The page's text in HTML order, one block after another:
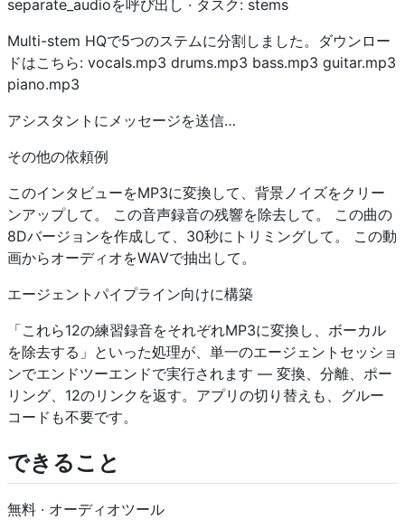
separate_audioを呼び出し · タスク: stems
Multi-stem HQで5つのステムに分割しました。ダウンロー
ドはこちら: vocals.mp3 drums.mp3 bass.mp3 guitar.mp3
piano.mp3
アシスタントにメッセージを送信…
その他の依頼例
このインタビューをMP3に変換して、背景ノイズをクリー
ンアップして。 この音声録音の残響を除去して。 この曲の
8Dバージョンを作成して、30秒にトリミングして。 この動
画からオーディオをWAVで抽出して。
エージェントパイプライン向けに構築
「これら12の練習録音をそれぞれMP3に変換し、ボーカル
を除去する」といった処理が、単一のエージェントセッショ
ンでエンドツーエンドで実行されます — 変換、分離、ポー
リング、12のリンクを返す。アプリの切り替えも、グルー
コードも不要です。
できること
無料 · オーディオツール